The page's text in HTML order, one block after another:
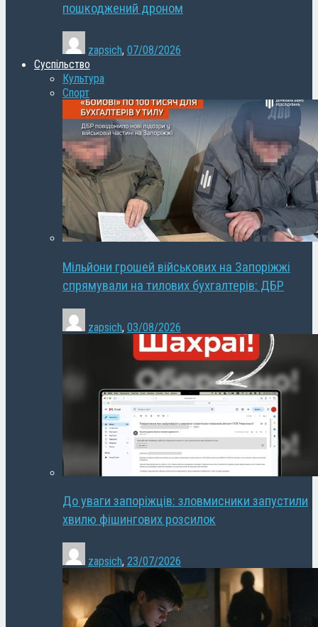
пошкоджений дроном
zapsich, 07/08/2026
Суспільство
Культура
Спорт
Мільйони грошей військових на Запоріжжі
спрямували на тилових бухгалтерів: ДБР
zapsich, 03/08/2026
До уваги запоріжців: зловмисники запустили
хвилю фішингових розсилок
zapsich, 23/07/2026